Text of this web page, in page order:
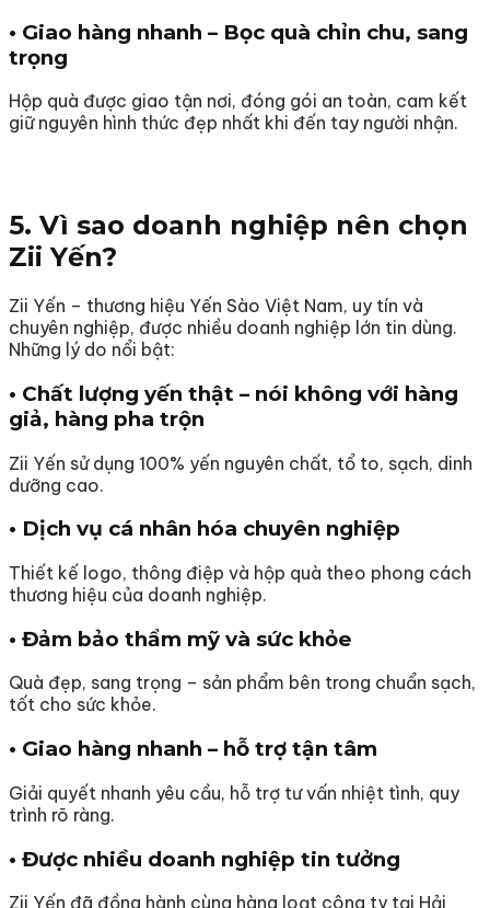
• Giao hàng nhanh – Bọc quà chỉn chu, sang
trọng
Hộp quà được giao tận nơi, đóng gói an toàn, cam kết
giữ nguyên hình thức đẹp nhất khi đến tay người nhận.
5. Vì sao doanh nghiệp nên chọn
Zii Yến?
Zii Yến – thương hiệu Yến Sào Việt Nam, uy tín và
chuyên nghiệp, được nhiều doanh nghiệp lớn tin dùng.
Những lý do nổi bật:
• Chất lượng yến thật – nói không với hàng
giả, hàng pha trộn
Zii Yến sử dụng 100% yến nguyên chất, tổ to, sạch, dinh
dưỡng cao.
• Dịch vụ cá nhân hóa chuyên nghiệp
Thiết kế logo, thông điệp và hộp quà theo phong cách
thương hiệu của doanh nghiệp.
• Đảm bảo thẩm mỹ và sức khỏe
Quà đẹp, sang trọng – sản phẩm bên trong chuẩn sạch,
tốt cho sức khỏe.
• Giao hàng nhanh – hỗ trợ tận tâm
Giải quyết nhanh yêu cầu, hỗ trợ tư vấn nhiệt tình, quy
trình rõ ràng.
• Được nhiều doanh nghiệp tin tưởng
Zii Yến đã đồng hành cùng hàng loạt công ty tại Hải